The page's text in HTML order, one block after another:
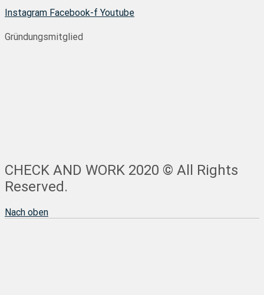
Instagram Facebook-f Youtube
Gründungsmitglied
CHECK AND WORK 2020 © All Rights
Reserved.
Nach oben